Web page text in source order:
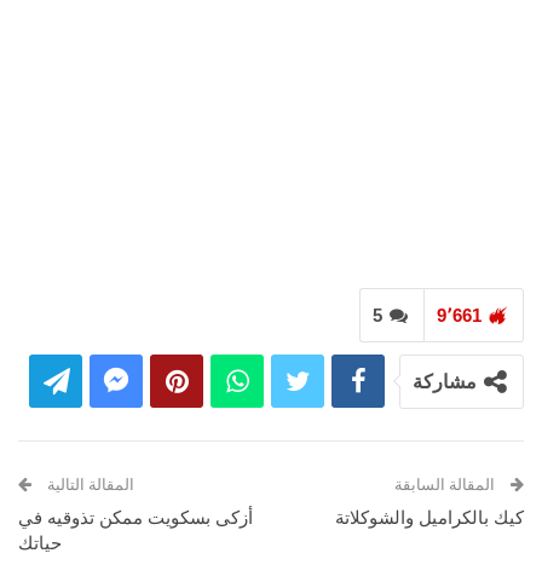
5 9٬661
مشاركة
المقالة السابقة
كيك بالكراميل والشوكلاتة
المقالة التالية
أزكى بسكويت ممكن تذوقيه في
حياتك